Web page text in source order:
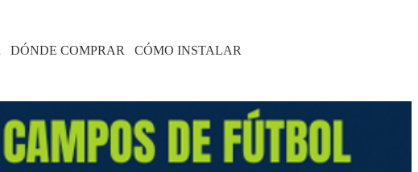
DÓNDE COMPRAR CÓMO INSTALAR